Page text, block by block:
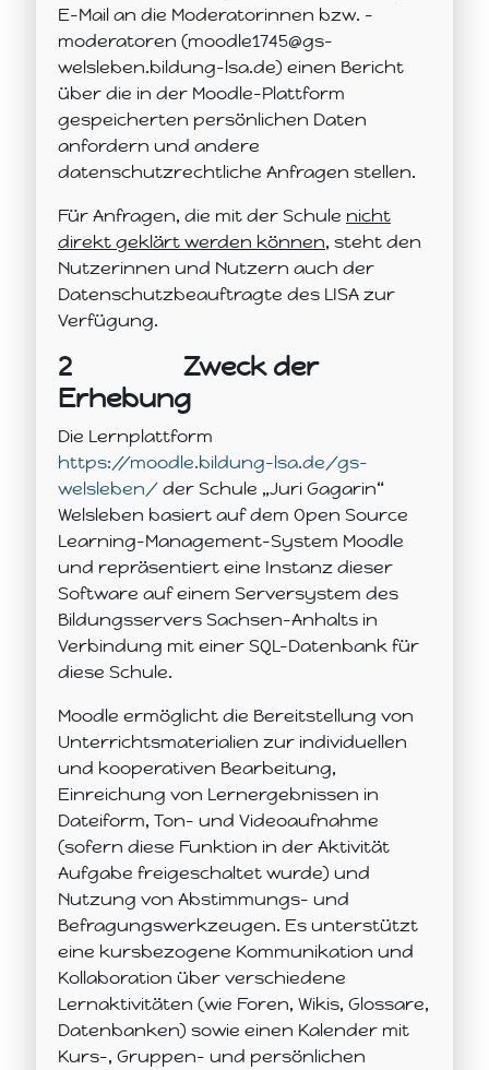
E-Mail an die Moderatorinnen bzw. -
moderatoren (moodle1745@gs-
welsleben.bildung-lsa.de) einen Bericht
über die in der Moodle-Plattform
gespeicherten persönlichen Daten
anfordern und andere
datenschutzrechtliche Anfragen stellen.
Für Anfragen, die mit der Schule nicht
direkt geklärt werden können, steht den
Nutzerinnen und Nutzern auch der
Datenschutzbeauftragte des LISA zur
Verfügung.
2 Zweck der
Erhebung
Die Lernplattform
https://moodle.bildung-lsa.de/gs-
welsleben/ der Schule „Juri Gagarin“
Welsleben basiert auf dem Open Source
Learning-Management-System Moodle
und repräsentiert eine Instanz dieser
Software auf einem Serversystem des
Bildungsservers Sachsen-Anhalts in
Verbindung mit einer SQL-Datenbank für
diese Schule.
Moodle ermöglicht die Bereitstellung von
Unterrichtsmaterialien zur individuellen
und kooperativen Bearbeitung,
Einreichung von Lernergebnissen in
Dateiform, Ton- und Videoaufnahme
(sofern diese Funktion in der Aktivität
Aufgabe freigeschaltet wurde) und
Nutzung von Abstimmungs- und
Befragungswerkzeugen. Es unterstützt
eine kursbezogene Kommunikation und
Kollaboration über verschiedene
Lernaktivitäten (wie Foren, Wikis, Glossare,
Datenbanken) sowie einen Kalender mit
Kurs-, Gruppen- und persönlichen